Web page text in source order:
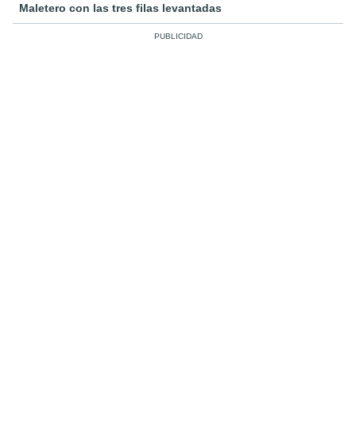
Maletero con las tres filas levantadas